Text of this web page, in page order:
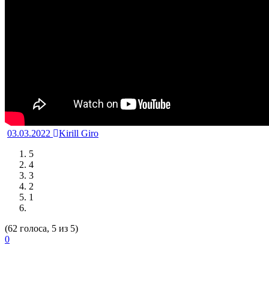
03.03.2022
Kirill Giro
5
4
3
2
1
(62 голоса, 5 из 5)
0